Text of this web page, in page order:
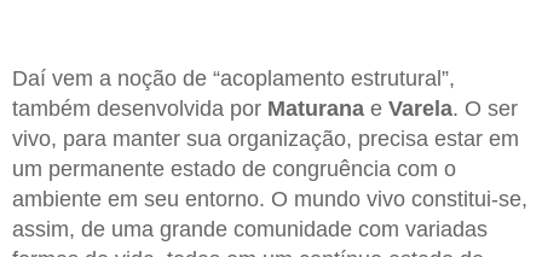
Daí vem a noção de “acoplamento estrutural”,
também desenvolvida por Maturana e Varela. O ser
vivo, para manter sua organização, precisa estar em
um permanente estado de congruência com o
ambiente em seu entorno. O mundo vivo constitui-se,
assim, de uma grande comunidade com variadas